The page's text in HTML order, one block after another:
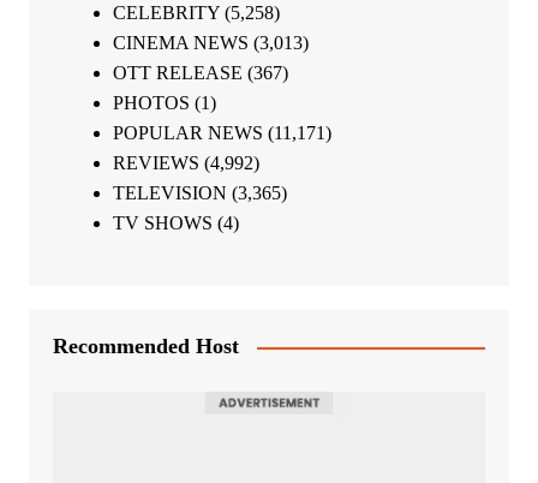
CELEBRITY(5,258)
CINEMA NEWS (3,013)
OTT RELEASE (367)
PHOTOS (1)
POPULAR NEWS (11,171)
REVIEWS (4,992)
TELEVISION (3,365)
TV SHOWS (4)
Recommended Host